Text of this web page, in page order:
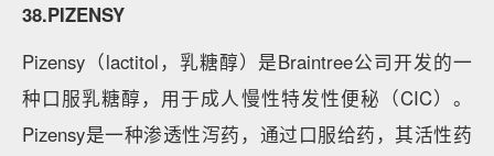
38.PIZENSY
Pizensy（lactitol，乳糖醇）是Braintree公司开发的一
种口服乳糖醇，用于成人慢性特发性便秘（CIC）。
Pizensy是一种渗透性泻药，通过口服给药，其活性药